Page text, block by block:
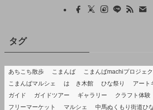
タグ
あちこち散歩 こまんば
こまんばmachiプロジェク
こまんばマルシェ
はゝき木館 ひな祭り アート
ガイド
ガイドツアー ギャラリー クラフト体験
フリーマーケット
マルシェ 中馬ぬくもり街道ひ